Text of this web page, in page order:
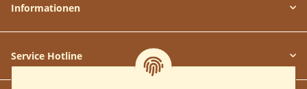
Informationen
Service Hotline